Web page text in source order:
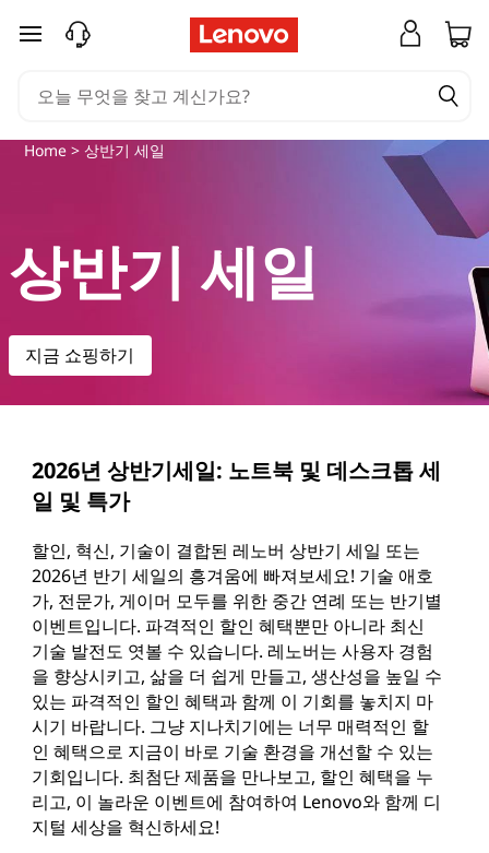
상
을
통
해
아
는
기
술
을
파
격
주요 콘텐츠로 건너뛰기
Home> 상반기 세일
상반기 세일
지금 쇼핑하기
2026년 상반기세일: 노트북 및 데스크톱 세
일 및 특가
할인, 혁신, 기술이 결합된 레노버 상반기 세일 또는
2026년 반기 세일의 흥겨움에 빠져보세요! 기술 애호
가, 전문가, 게이머 모두를 위한 중간 연례 또는 반기별
이벤트입니다. 파격적인 할인 혜택뿐만 아니라 최신
기술 발전도 엿볼 수 있습니다. 레노버는 사용자 경험
을 향상시키고, 삶을 더 쉽게 만들고, 생산성을 높일 수
있는 파격적인 할인 혜택과 함께 이 기회를 놓치지 마
시기 바랍니다. 그냥 지나치기에는 너무 매력적인 할
인 혜택으로 지금이 바로 기술 환경을 개선할 수 있는
기회입니다. 최첨단 제품을 만나보고, 할인 혜택을 누
리고, 이 놀라운 이벤트에 참여하여 Lenovo와 함께 디
지털 세상을 혁신하세요!